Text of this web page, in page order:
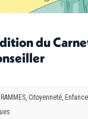
du
Citoyenneté Enfance